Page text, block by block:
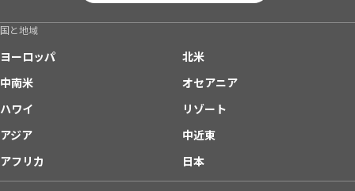
国と地域
ヨーロッパ
北米
中南米
オセアニア
ハワイ
リゾート
アジア
中近東
アフリカ
日本